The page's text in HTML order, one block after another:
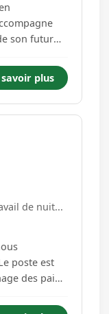
son futur
POL
familial
...
savoir plus
de nuit...
poste est
des pains